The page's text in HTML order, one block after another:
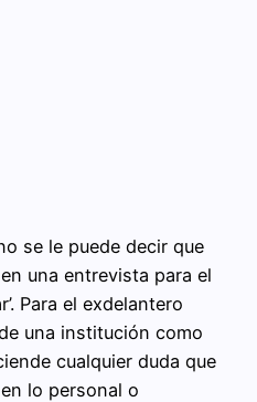
se le puede decir que
una entrevista para el
Para el exdelantero
una institución como
cualquier duda que
lo personal o